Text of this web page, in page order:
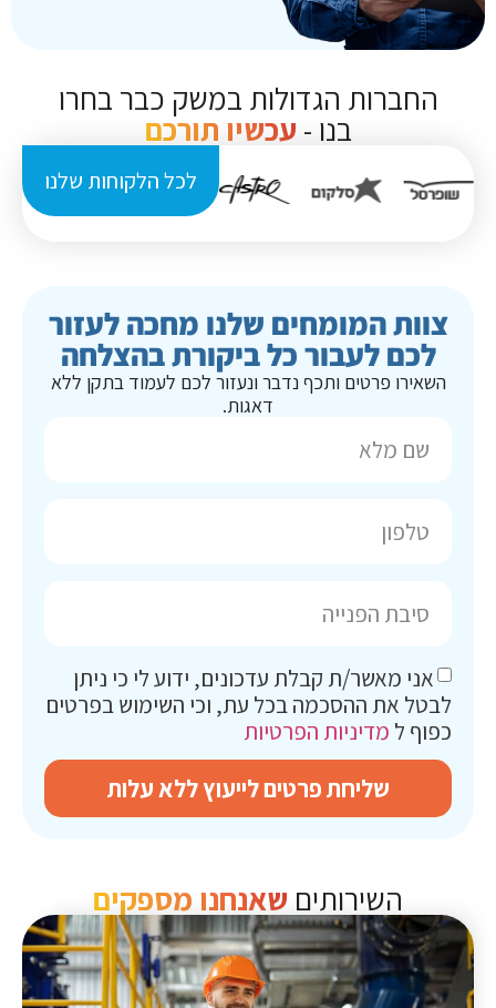
החברות הגדולות במשק כבר בחרו
בנו - עכשיו תורכם
לכל הלקוחות שלנו
צוות המומחים שלנו מחכה לעזור
לכם לעבור כל ביקורת בהצלחה
השאירו פרטים ותכף נדבר ונעזור לכם לעמוד בתקן ללא
דאגות.
אני מאשר/ת קבלת עדכונים, ידוע לי כי ניתן
לבטל את ההסכמה בכל עת, וכי השימוש בפרטים
כפוף ל מדיניות הפרטיות
שליחת פרטים לייעוץ ללא עלות
השירותים שאנחנו מספקים